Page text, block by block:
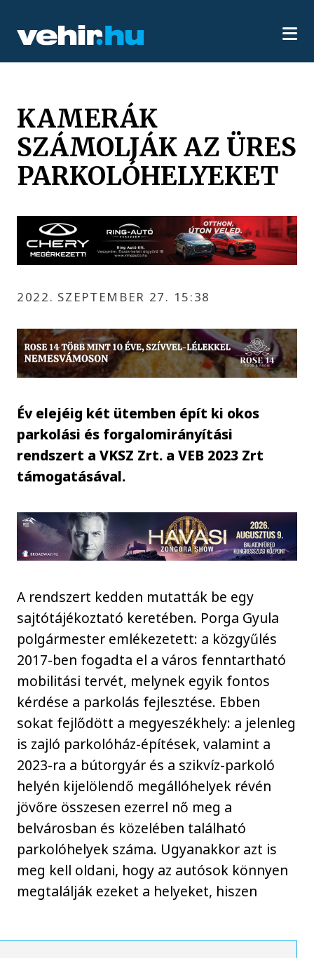
KAMERÁK
SZÁMOLJÁK AZ ÜRES
PARKOLÓHELYEKET
2022. SZEPTEMBER 27. 15:38
Év elejéig két ütemben épít ki okos
parkolási és forgalomirányítási
rendszert a VKSZ Zrt. a VEB 2023 Zrt
támogatásával.
A rendszert kedden mutatták be egy
sajtótájékoztató keretében. Porga Gyula
polgármester emlékezetett: a közgyűlés
2017-ben fogadta el a város fenntartható
mobilitási tervét, melynek egyik fontos
kérdése a parkolás fejlesztése. Ebben
sokat fejlődött a megyeszékhely: a jelenleg
is zajló parkolóház-építések, valamint a
2023-ra a bútorgyár és a szikvíz-parkoló
helyén kijelölendő megállóhelyek révén
jövőre összesen ezerrel nő meg a
belvárosban és közelében található
parkolóhelyek száma. Ugyanakkor azt is
meg kell oldani, hogy az autósok könnyen
megtalálják ezeket a helyeket, hiszen